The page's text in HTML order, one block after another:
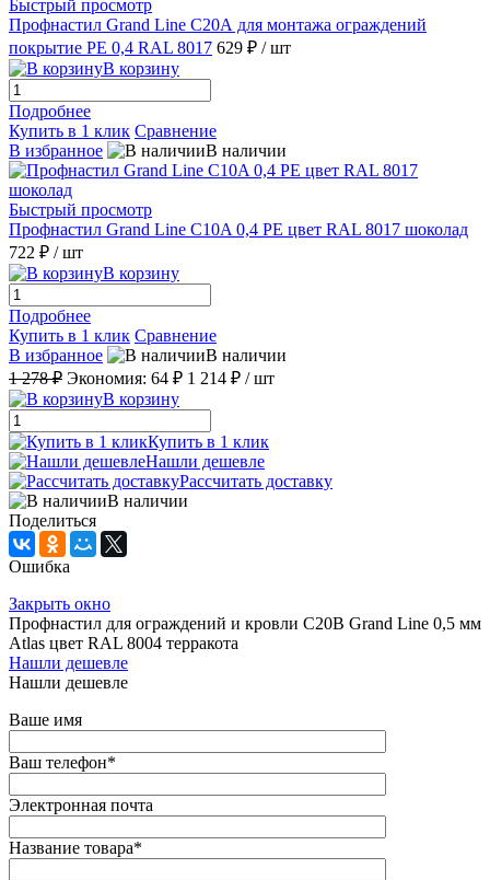
Быстрый просмотр
Профнастил Grand Line С20А для монтажа ограждений
покрытие РЕ 0,4 RAL 8017 629 ₽ / шт
В корзину
Подробнее
Купить в 1 клик Сравнение
В избранное
В наличии
Быстрый просмотр
Профнастил Grand Line С10A 0,4 PE цвет RAL 8017 шоколад
722 ₽ / шт
В корзину
Подробнее
Купить в 1 клик Сравнение
В избранное
В наличии
1 278 ₽ Экономия: 64 ₽ 1 214 ₽ / шт
В корзину
Купить в 1 клик
Нашли дешевле
Рассчитать доставку
В наличии
Поделиться
Ошибка
Закрыть окно
Профнастил для ограждений и кровли С20В Grand Line 0,5 мм
Atlas цвет RAL 8004 терракота
Нашли дешевле
Нашли дешевле
Ваше имя
Ваш телефон*
Электронная почта
Название товара*